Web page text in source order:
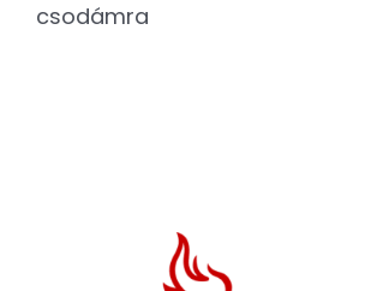
csodámra